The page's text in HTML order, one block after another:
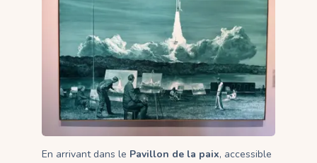
En arrivant dans le Pavillon de la paix, accessible